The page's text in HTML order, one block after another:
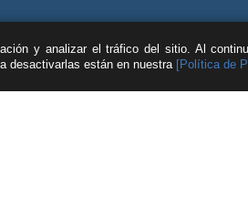
y analizar el tráfico del sitio. Al
desactivarlas están en nuestra [Política de